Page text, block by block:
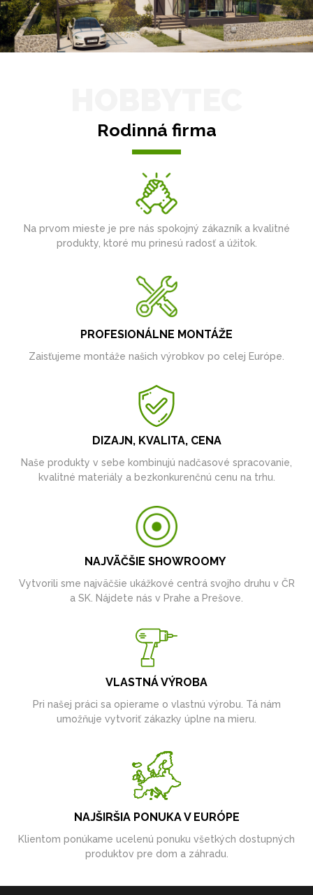
Rodinná firma
Na prvom mieste je pre nás spokojný zákazník a kvalitné
produkty, ktoré mu prinesú radosť a úžitok.
PROFESIONÁLNE MONTÁŽE
Zaisťujeme montáže našich výrobkov po celej Európe.
DIZAJN, KVALITA, CENA
Naše produkty v sebe kombinujú nadčasové spracovanie,
kvalitné materiály a bezkonkurenčnú cenu na trhu.
NAJVÄČŠIE SHOWROOMY
Vytvorili sme najväčšie ukážkové centrá svojho druhu v ČR
a SK. Nájdete nás v Prahe a Prešove.
VLASTNÁ VÝROBA
Pri našej práci sa opierame o vlastnú výrobu. Tá nám
umožňuje vytvoriť zákazky úplne na mieru.
NAJŠIRŠIA PONUKA V EURÓPE
Klientom ponúkame ucelenú ponuku všetkých dostupných
produktov pre dom a záhradu.